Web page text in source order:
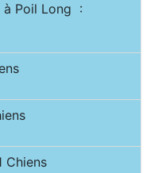
à Poil Long :
Chiens